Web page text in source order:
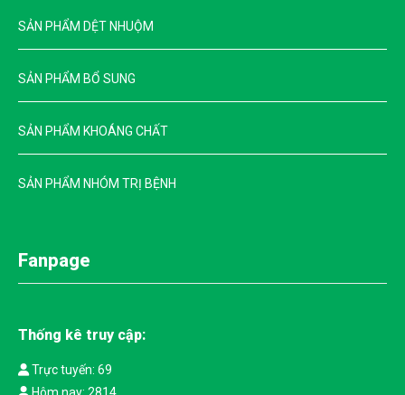
TCCA 90 NHẬT BẢN - GIẢI PHÁP CHẤT KHỬ TRÙNG
VÔ CÙNG HIỆU QUẢ
CÔNG DỤNG TẨY RỬA CỦA BAKING SODA TRONG XỬ
LÝ NƯỚC HỒ BƠI
SODA Ở ĐÂU?
HỎI ĐÁP| BỘT BAKING SODA CÓ PHẢI BỘT NỞ
CÁCH PHA BAKING SODA TẨY RỬA NƯỚC HỒ BƠI
CHUẨN XÁC
SẢN PHẨM DỆT NHUỘM
SẢN PHẨM BỔ SUNG
SẢN PHẨM KHOÁNG CHẤT
SẢN PHẨM NHÓM TRỊ BỆNH
Fanpage
Thống kê truy cập:
Trực tuyến: 69
Hôm nay: 2814